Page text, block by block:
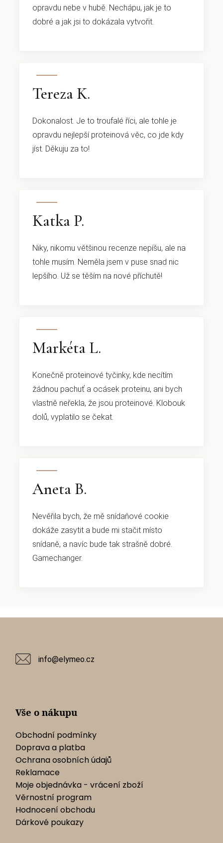
opravdu nebe v hubě. Nechápu, jak je to
dobré a jak jsi to dokázala vytvořit.
Tereza K.
Dokonalost. Je to troufalé říci, ale tohle je
opravdu nejlepší proteinová věc, co jde kdy
jíst. Děkuju za to!
Katka P.
Niky, nikomu většinou recenze nepíšu, ale na
tohle musím. Neměla jsem v puse snad nic
lepšího. Už se těším na nové příchutě!
Markéta L.
Konečně proteinové tyčinky, kde necítím
žádnou pachuť a ocásek proteinu, ani bych
vlastně neřekla, že jsou proteinové. Klobouk
dolů, vyplatilo se čekat.
Aneta B.
Nevěřila bych, že mě snídaňové cookie
dokáže zasytit a bude mi stačit místo
snídaně, a navíc bude tak strašně dobré.
Gamechanger.
info@elymeo.cz
Vše o nákupu
Obchodní podmínky
Doprava a platba
Ochrana osobních údajů
Reklamace
Moje objednávka - vrácení zboží
Věrnostní program
Hodnocení obchodu
Dárkové poukazy